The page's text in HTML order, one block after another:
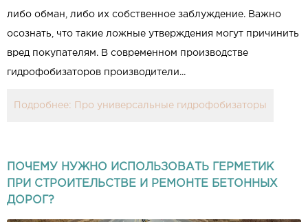
либо обман, либо их собственное заблуждение. Важно
осознать, что такие ложные утверждения могут причинить
вред покупателям. В современном производстве
гидрофобизаторов производители...
Подробнее: Про универсальные гидрофобизаторы
ПОЧЕМУ НУЖНО ИСПОЛЬЗОВАТЬ ГЕРМЕТИК
ПРИ СТРОИТЕЛЬСТВЕ И РЕМОНТЕ БЕТОННЫХ
ДОРОГ?